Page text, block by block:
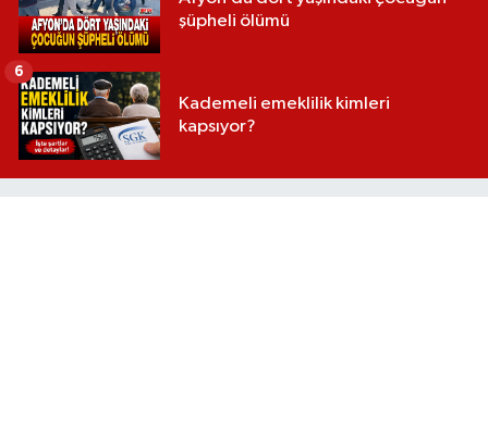
şüpheli ölümü
Kademeli emeklilik kimleri
kapsıyor?
6